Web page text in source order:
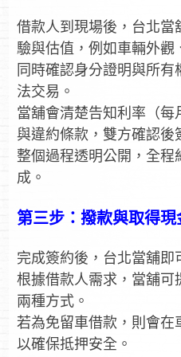
借款人到現場後，台北當
驗與估值，例如車輛外觀
同時確認身分證明與所
法交易。
當舖會清楚告知利率（每
與違約條款，雙方確認後
整個過程透明公開，全
成。
第三步：撥款與取得現
完成簽約後，台北當舖即
根據借款人需求，當舖可
兩種方式。
若為免留車借款，則會在
以確保抵押安全。